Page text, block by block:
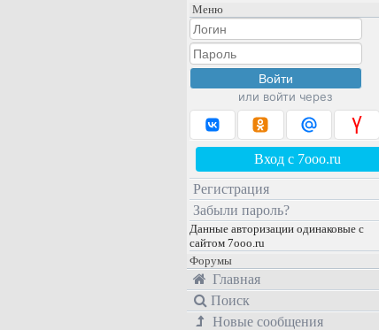
Меню
или войти через
Вход с 7ooo.ru
Регистрация
Забыли пароль?
Данные авторизации одинаковые с
сайтом 7ooo.ru
Форумы
Главная
Поиск
Новые сообщения